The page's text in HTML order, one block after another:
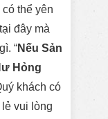
thể yên
đây mà
“Nếu Sản
Hỏng
khách có
vui lòng